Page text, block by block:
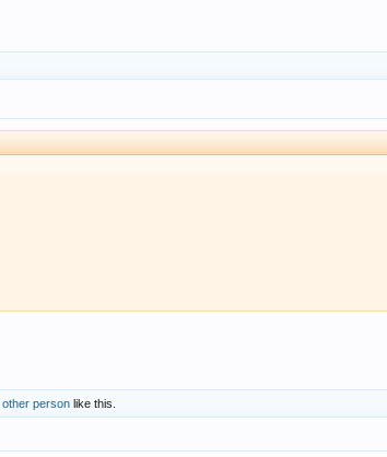
other person like this.